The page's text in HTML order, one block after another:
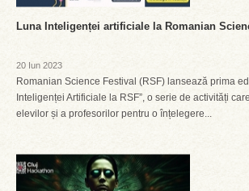
Luna Inteligenței artificiale la Romanian
20 Iun 2023
Romanian Science Festival (RSF) lansează prima
Inteligenței Artificiale la RSF”, o serie de activități
elevilor și a profesorilor pentru o înțelegere...